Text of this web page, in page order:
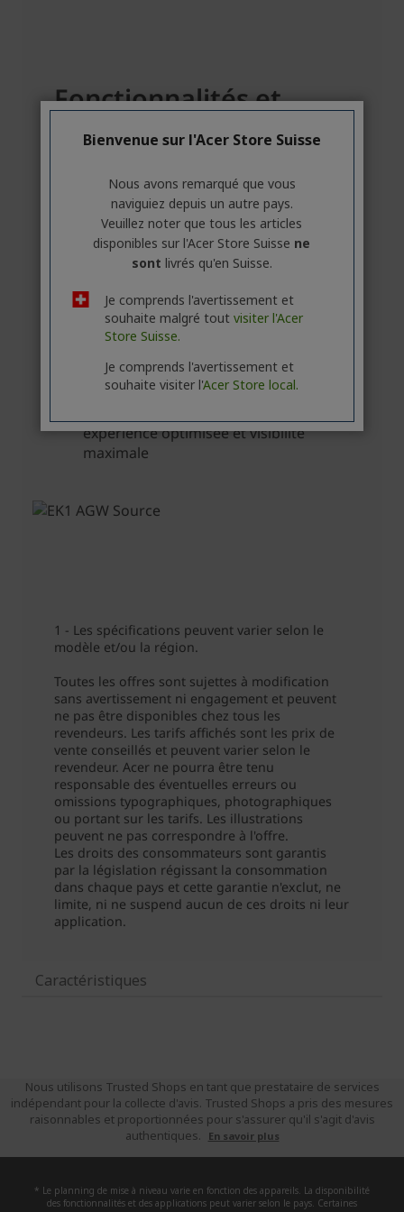
Caractéristiques
Nous utilisons Trusted Shops en tant que prestataire de services
indépendant pour la collecte d'avis. Trusted Shops a pris des mesures
raisonnables et proportionnées pour s'assurer qu'il s'agit d'avis
authentiques.
En savoir plus
* Le planning de mise à niveau varie en fonction des appareils. La disponibilité
des fonctionnalités et des applications peut varier selon le pays. Certaines
Bienvenue sur l'Acer Store Suisse
Nous avons remarqué que vous
naviguiez depuis un autre pays.
Veuillez noter que tous les articles
disponibles sur l'Acer Store Suisse ne
sont livrés qu'en Suisse.
Je comprends l'avertissement et
souhaite malgré tout visiter l'Acer
Store Suisse.
Je comprends l'avertissement et
souhaite visiter l'Acer Store local.